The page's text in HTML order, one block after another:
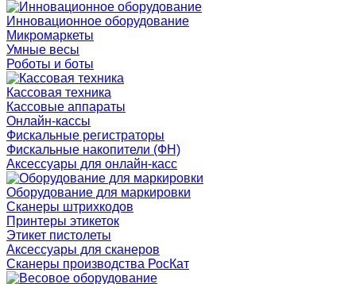
Инновационное оборудование
Микромаркеты
Умные весы
Роботы и боты
Кассовая техника
Кассовые аппараты
Онлайн-кассы
Фискальные регистраторы
Фискальные накопители (ФН)
Аксессуары для онлайн-касс
Оборудование для маркировки
Сканеры штрихкодов
Принтеры этикеток
Этикет пистолеты
Аксессуары для сканеров
Сканеры производства РосКат